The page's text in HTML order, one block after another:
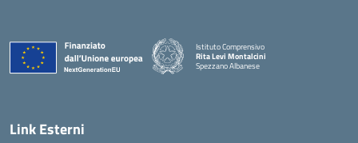
Istituto Comprensivo
Rita Levi Montalcini
Spezzano Albanese
— Visita la pagina iniziale della scuola
Link Esterni